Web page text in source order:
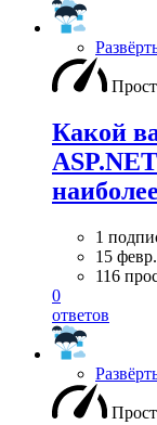
Какой
1
15 февр.
116
0
ответов